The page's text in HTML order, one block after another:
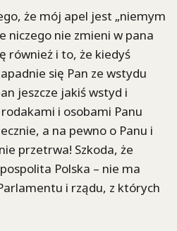
że mój apel jest „niemym
niczego nie zmieni w pana
również i to, że kiedyś
się Pan ze wstydu
jeszcze jakiś wstyd i
i osobami Panu
a na pewno o Panu i
przetrwa! Szkoda, że
Polska – nie ma
i rządu, z których